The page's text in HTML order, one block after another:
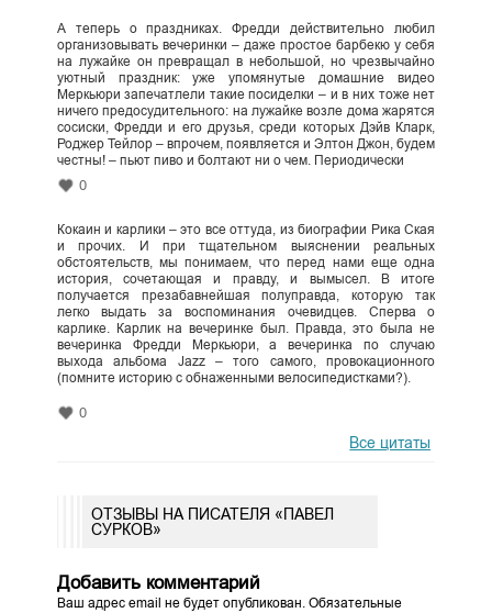
А теперь о праздниках. Фредди действительно любил
организовывать вечеринки – даже простое барбекю у себя
на лужайке он превращал в небольшой, но чрезвычайно
уютный праздник: уже упомянутые домашние видео
Меркьюри запечатлели такие посиделки – и в них тоже нет
ничего предосудительного: на лужайке возле дома жарятся
сосиски, Фредди и его друзья, среди которых Дэйв Кларк,
Роджер Тейлор – впрочем, появляется и Элтон Джон, будем
честны! – пьют пиво и болтают ни о чем. Периодически
0
Кокаин и карлики – это все оттуда, из биографии Рика Ская
и прочих. И при тщательном выяснении реальных
обстоятельств, мы понимаем, что перед нами еще одна
история, сочетающая и правду, и вымысел. В итоге
получается презабавнейшая полуправда, которую так
легко выдать за воспоминания очевидцев. Сперва о
карлике. Карлик на вечеринке был. Правда, это была не
вечеринка Фредди Меркьюри, а вечеринка по случаю
выхода альбома Jazz – того самого, провокационного
(помните историю с обнаженными велосипедистками?).
0
Все цитаты
ОТЗЫВЫ НА ПИСАТЕЛЯ «ПАВЕЛ
СУРКОВ»
Добавить комментарий
Ваш адрес email не будет опубликован.Обязательные